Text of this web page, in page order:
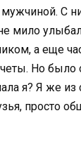
С
мило
а еще
Но
я? Я же из
просто